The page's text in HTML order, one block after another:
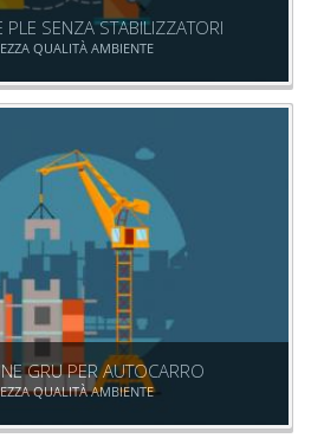
SENZA STABILIZZATORI
QUALITÀ AMBIENTE
GRU PER AUTOCARRO
QUALITÀ AMBIENTE